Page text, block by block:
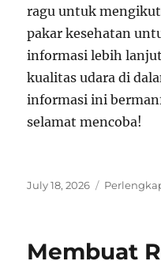
ragu untuk
pakar kesehatan
informasi lebih
kualitas udara di
informasi ini
selamat mencoba!
Posted
July 18, 2026 Categories
Membuat